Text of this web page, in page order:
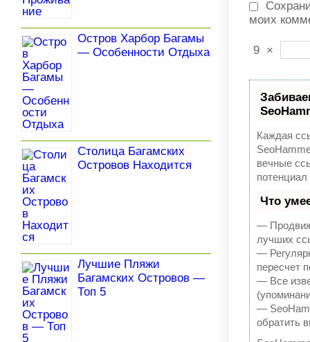
моих
9 ×
Каждая
вечные
Что
—
лучших
—
пересчет
— Все
—
обратить
Остров Харбор Багамы
— Особенности Отдыха
Столица Багамских
Островов Находится
Лучшие Пляжи
Багамских Островов —
Топ 5